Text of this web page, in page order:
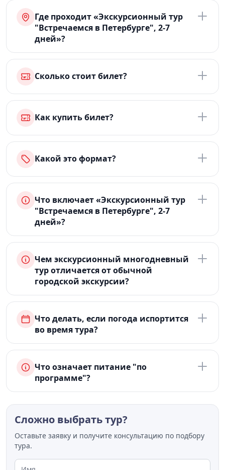
Где проходит «Экскурсионный тур
"Встречаемся в Петербурге", 2-7
дней»?
Сколько стоит билет?
Как купить билет?
Какой это формат?
Что включает «Экскурсионный тур
"Встречаемся в Петербурге", 2-7
дней»?
Чем экскурсионный многодневный
тур отличается от обычной
городской экскурсии?
Что делать, если погода испортится
во время тура?
Что означает питание "по
программе"?
Сложно выбрать тур?
Оставьте заявку и получите консультацию по подбору
тура.